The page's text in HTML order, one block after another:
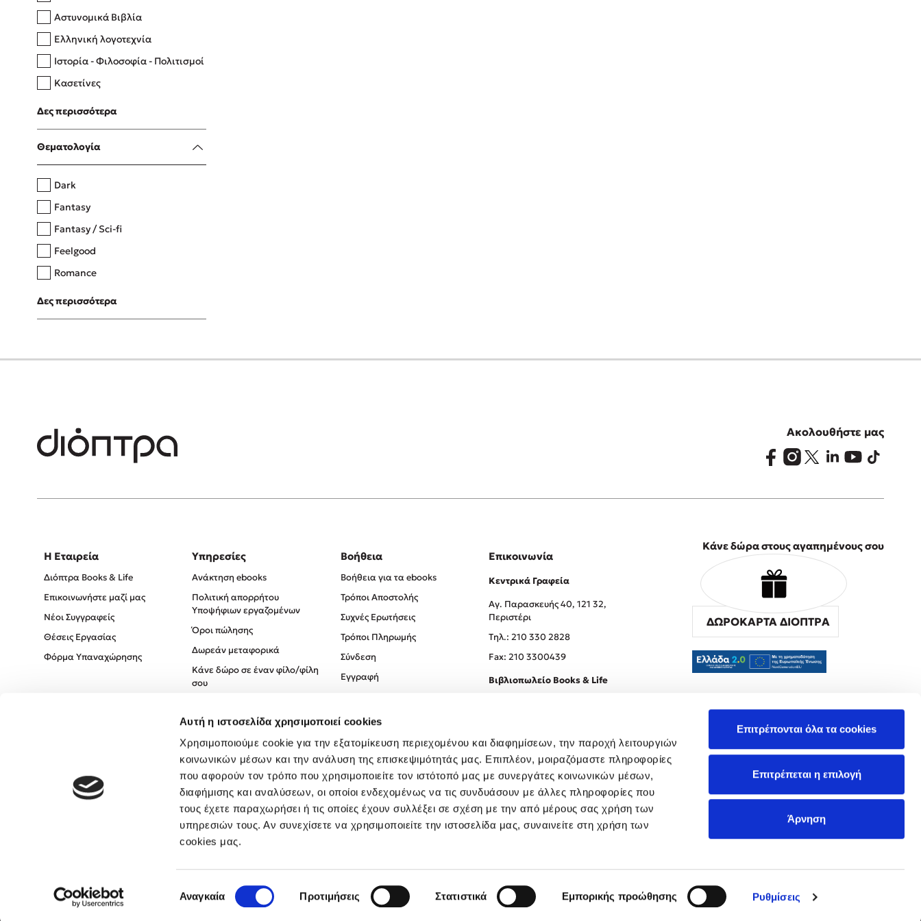
Αυτή η ιστοσελίδα χρησιμοποιεί cookies
Χρησιμοποιούμε cookie για την εξατομίκευση περιεχομένου και διαφημίσεων, την παροχή λειτουργιών
κοινωνικών μέσων και την ανάλυση της επισκεψιμότητάς μας. Επιπλέον, μοιραζόμαστε πληροφορίες
που αφορούν τον τρόπο που χρησιμοποιείτε τον ιστότοπό μας με συνεργάτες κοινωνικών μέσων,
διαφήμισης και αναλύσεων, οι οποίοι ενδεχομένως να τις συνδυάσουν με άλλες πληροφορίες που
τους έχετε παραχωρήσει ή τις οποίες έχουν συλλέξει σε σχέση με την από μέρους σας χρήση των
υπηρεσιών τους. Αν συνεχίσετε να χρησιμοποιείτε την ιστοσελίδα μας, συναινείτε στη χρήση των
cookies μας.
συγκατάθεσης
Αναγκαία Προτιμήσεις Στατιστικά Εμπορικής προώθησης Ρυθμίσεις
Επιτρέπονται όλα τα cookies
Επιτρέπεται η επιλογή
Άρνηση
Δανάη Δεληγεώργη
Πάνω, κάτω, μπροστά, πίσω
Η μέθοδος Αφήστε τους
Αστυνομικά Βιβλία
Ελληνική λογοτεχνία
Ιστορία - Φιλοσοφία - Πολιτισμοί
Κασετίνες
Λευκώματα - Έγχρωμοι οδηγοί
Μαγειρική
Δες περισσότερα
Θεματολογία
Dark
Fantasy
Fantasy / Sci-fi
Feelgood
Romance
Upmarket
Young Adult
Δες περισσότερα
Ακολουθήστε μας
Η Εταιρεία
Διόπτρα Books & Life
Επικοινωνήστε μαζί μας
Νέοι Συγγραφείς
Θέσεις Εργασίας
Φόρμα Υπαναχώρησης
Υπηρεσίες
Ανάκτηση ebooks
Πολιτική απορρήτου
Υποψήφιων εργαζομένων
Όροι πώλησης
Δωρεάν μεταφορικά
Κάνε δώρο σε έναν φίλο/φίλη
σου
Πολιτική Απορρήτου
Όροι χρήσης
Βοήθεια
Βοήθεια για τα ebooks
Τρόποι Αποστολής
Συχνές Ερωτήσεις
Τρόποι Πληρωμής
Σύνδεση
Εγγραφή
Επικοινωνία
Κεντρικά Γραφεία
Αγ. Παρασκευής 40, 121 32,
Περιστέρι
Tηλ.: 210 330 2828
Fax: 210 3300439
Βιβλιοπωλείο Books & Life
Κάνε δώρα στους αγαπημένους σου
ΔΩΡΟΚΑΡΤΑ ΔΙΟΠΤΡΑ
Created by Powered by